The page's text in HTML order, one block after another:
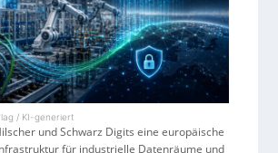
/ KI-generiert
und Schwarz Digits eine europäische
für industrielle Datenräume und